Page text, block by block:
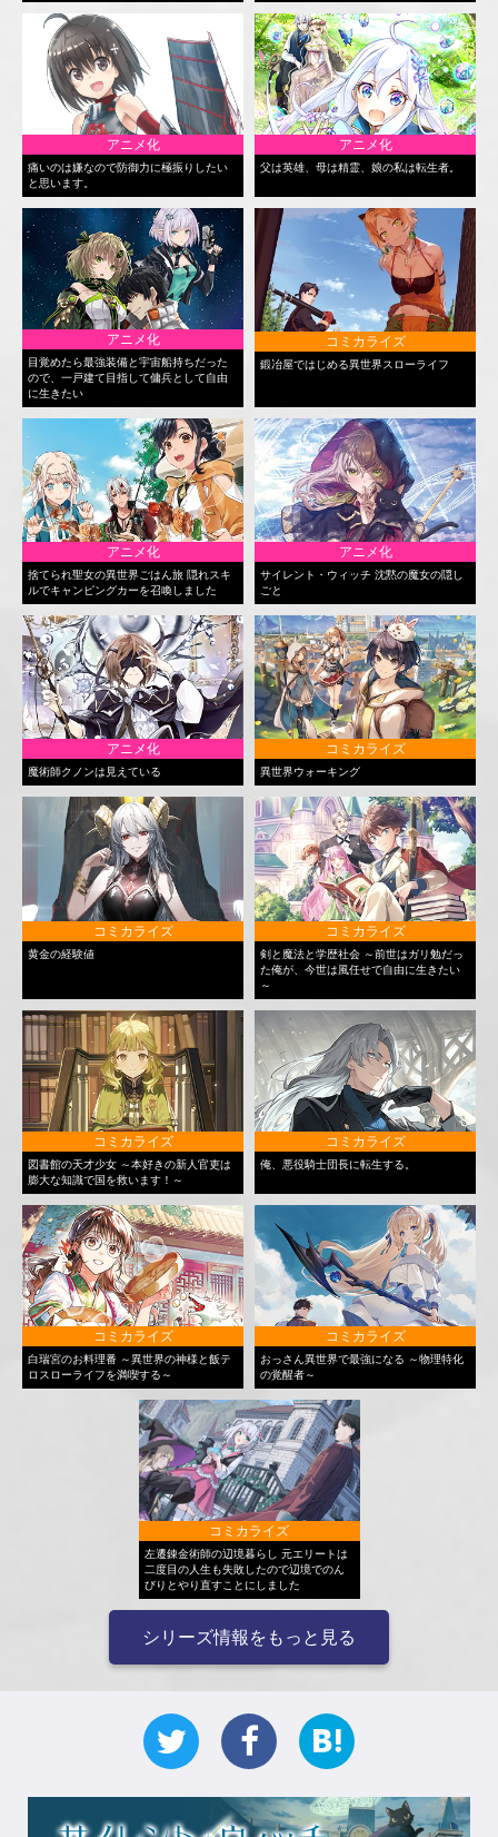
アニメ化
痛いのは嫌なので防御力に極振りしたい
と思います。
アニメ化
父は英雄、母は精霊、娘の私は転生者。
アニメ化
目覚めたら最強装備と宇宙船持ちだった
ので、一戸建て目指して傭兵として自由
に生きたい
コミカライズ
鍛冶屋ではじめる異世界スローライフ
アニメ化
捨てられ聖女の異世界ごはん旅 隠れスキ
ルでキャンピングカーを召喚しました
アニメ化
サイレント・ウィッチ 沈黙の魔女の隠し
ごと
アニメ化
魔術師クノンは見えている
コミカライズ
異世界ウォーキング
コミカライズ
黄金の経験値
コミカライズ
剣と魔法と学歴社会 ～前世はガリ勉だっ
た俺が、今世は風任せで自由に生きたい
～
コミカライズ
図書館の天才少女 ～本好きの新人官吏は
膨大な知識で国を救います！～
コミカライズ
俺、悪役騎士団長に転生する。
コミカライズ
白瑞宮のお料理番 ～異世界の神様と飯テ
ロスローライフを満喫する～
コミカライズ
おっさん異世界で最強になる ～物理特化
の覚醒者～
コミカライズ
左遷錬金術師の辺境暮らし 元エリートは
二度目の人生も失敗したので辺境でのん
びりとやり直すことにしました
シリーズ情報をもっと見る